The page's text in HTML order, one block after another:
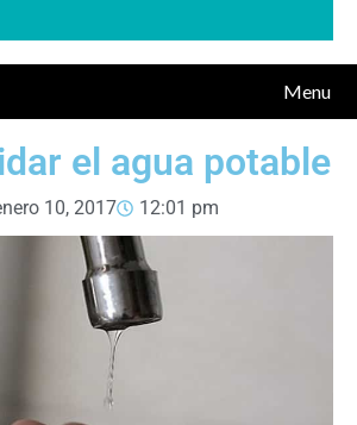
Menu
el agua potable
10, 2017 12:01 pm